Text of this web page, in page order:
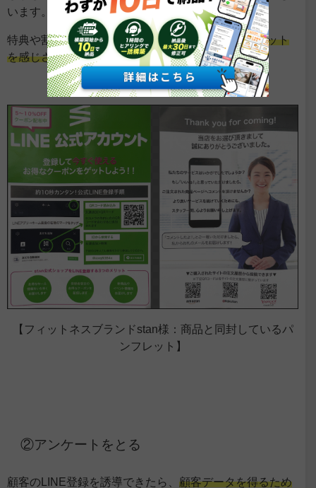
います。
特典や割引クーポンをつけて、
顧客に登録するメリット
を感じさせる工夫をしましょう。
【 フィットネスブランドstan様：商品と同封しているパ
ンフレット 】
②アンケートをとる
顧客のLINE登録を誘導できたら、 顧客データを得るため